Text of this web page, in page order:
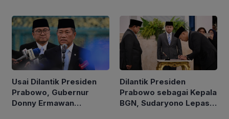
Usai Dilantik Presiden
Prabowo, Gubernur
Donny Ermawan
Dilantik Presiden
Prabowo sebagai Kepala
BGN, Sudaryono Lepas